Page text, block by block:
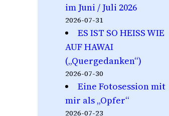
im Juni / Juli 2026
2026-07-31
ES IST SO HEISS WIE
AUF HAWAI
(„Quergedanken“)
2026-07-30
Eine Fotosession mit
mir als „Opfer“
2026-07-23